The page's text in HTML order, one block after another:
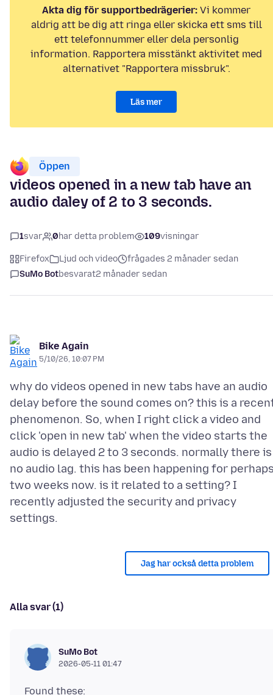
Akta dig för supportbedrägerier: Vi kommer
aldrig att be dig att ringa eller skicka ett sms till
ett telefonnummer eller dela personlig
information. Rapportera misstänkt aktivitet med
alternativet "Rapportera missbruk".
Läs mer
Öppen
videos opened in a new tab have an
audio daley of 2 to 3 seconds.
1svar 0har detta problem 109visningar
Firefox Ljud och video
frågades 2 månader sedan
SuMo Botbesvarat2 månader sedan
Bike Again
5/10/26, 10:07 PM
why do videos opened in new tabs have an audio
delay before the sound comes on? this is a
phenomenon. So, when I right click a video and
click 'open in new tab' when the video starts the
audio is delayed 2 to 3 seconds. normally there is
no audio lag. this has been happening for
two weeks now. is it related to a setting? I
recently adjusted the security and privacy
Jag har också detta problem
Alla svar (1)
SuMo Bot
2026-05-11 01:47